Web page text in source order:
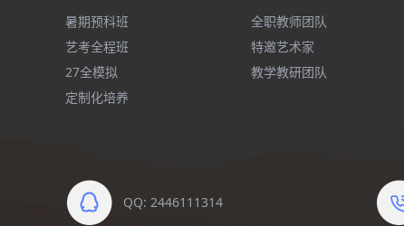
暑期预科班
艺考全程班
27全模拟
定制化培养
全职教师团队
特邀艺术家
教学教研团队
QQ: 2446111314